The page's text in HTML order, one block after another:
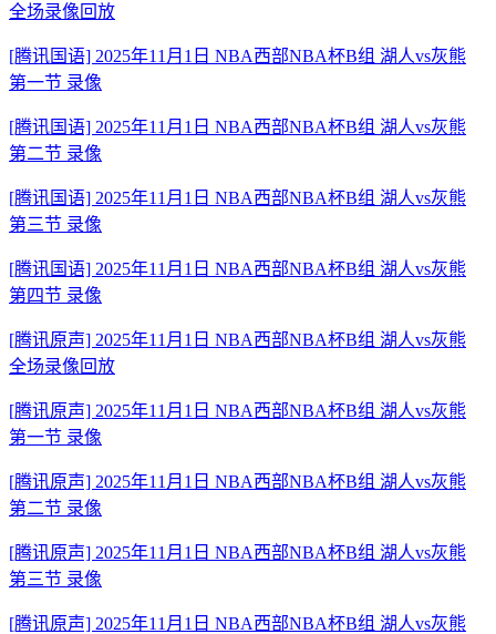
全场录像回放
[腾讯国语] 2025年11月1日 NBA西部NBA杯B组 湖人vs灰熊
第一节 录像
[腾讯国语] 2025年11月1日 NBA西部NBA杯B组 湖人vs灰熊
第二节 录像
[腾讯国语] 2025年11月1日 NBA西部NBA杯B组 湖人vs灰熊
第三节 录像
[腾讯国语] 2025年11月1日 NBA西部NBA杯B组 湖人vs灰熊
第四节 录像
[腾讯原声] 2025年11月1日 NBA西部NBA杯B组 湖人vs灰熊
全场录像回放
[腾讯原声] 2025年11月1日 NBA西部NBA杯B组 湖人vs灰熊
第一节 录像
[腾讯原声] 2025年11月1日 NBA西部NBA杯B组 湖人vs灰熊
第二节 录像
[腾讯原声] 2025年11月1日 NBA西部NBA杯B组 湖人vs灰熊
第三节 录像
[腾讯原声] 2025年11月1日 NBA西部NBA杯B组 湖人vs灰熊